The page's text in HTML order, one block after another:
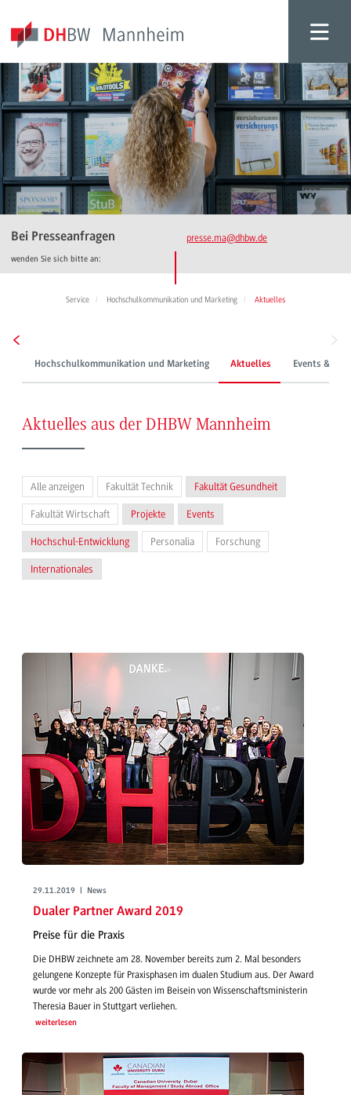
Bei Presseanfragen
wenden Sie sich bitte an:
presse.ma@dhbw.de
Service Hochschulkommunikation und Marketing Aktuelles
Hochschulkommunikation und Marketing Aktuelles Events &
Aktuelles aus der DHBW Mannheim
Alle anzeigen Fakultät Technik Fakultät Gesundheit
Fakultät Wirtschaft Projekte Events
Hochschul-Entwicklung Personalia Forschung
Internationales
29.11.2019 | News
Dualer Partner Award 2019
Preise für die Praxis
Die DHBW zeichnete am 28. November bereits zum 2. Mal besonders
gelungene Konzepte für Praxisphasen im dualen Studium aus. Der Award
wurde vor mehr als 200 Gästen im Beisein von Wissenschaftsministerin
Theresia Bauer in Stuttgart verliehen.
weiterlesen